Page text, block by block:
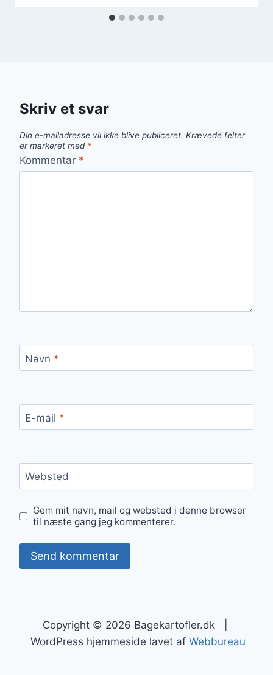
Skriv et svar
Din e-mailadresse vil ikke blive publiceret. Krævede felter
er markeret med *
Kommentar *
Navn *
E-mail *
Websted
Gem mit navn, mail og websted i denne browser
til næste gang jeg kommenterer.
Copyright © 2026 Bagekartofler.dk |
WordPress hjemmeside lavet af Webbureau